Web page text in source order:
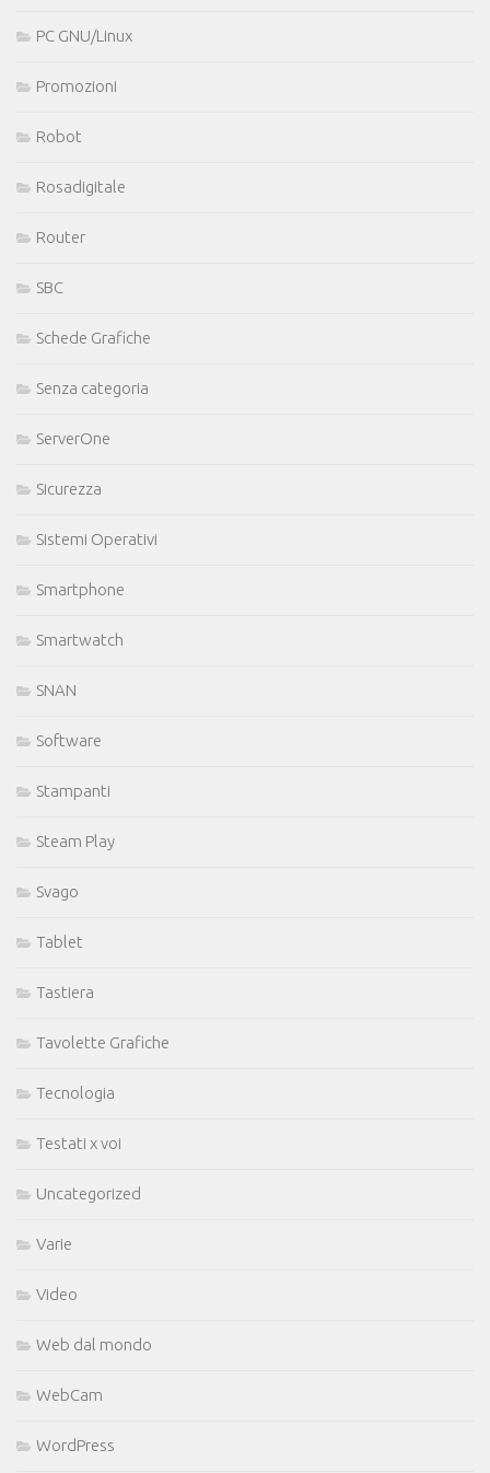
PC GNU/Linux
Promozioni
Robot
Rosadigitale
Router
SBC
Schede Grafiche
Senza categoria
ServerOne
Sicurezza
Sistemi Operativi
Smartphone
Smartwatch
SNAN
Software
Stampanti
Steam Play
Svago
Tablet
Tastiera
Tavolette Grafiche
Tecnologia
Testati x voi
Uncategorized
Varie
Video
Web dal mondo
WebCam
WordPress